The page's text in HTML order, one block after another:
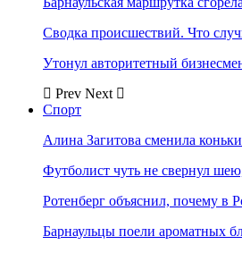
Сводка происшествий. Что
Утонул авторитетный
Prev Next
Спорт
Алина Загитова сменила
Футболист чуть не свернул
Ротенберг объяснил, почему в
Барнаульцы поели ароматных